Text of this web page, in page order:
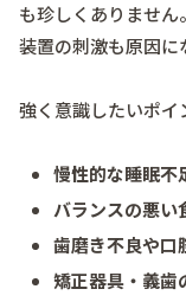
も珍しくありませ
装置の刺激も原因に
強く意識したいポイ
慢性的な睡眠不
バランスの悪い
歯磨き不良や口
矯正器具・義歯